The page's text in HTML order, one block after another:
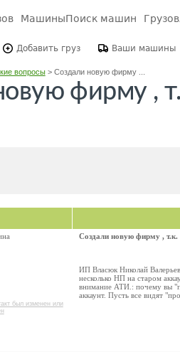
МашиныПоиск машин
Добавить груз Ваши машины
вопросы> Создали новую фирму ...
фирму ,
был изменен или
Создали новую фирму ,
ИП Власюк Николай
несколько НП на старом
внимание АТИ.: почему вы
аккаунт. Пусть все видят